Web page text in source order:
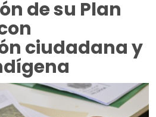
de su Plan
ciudadana y